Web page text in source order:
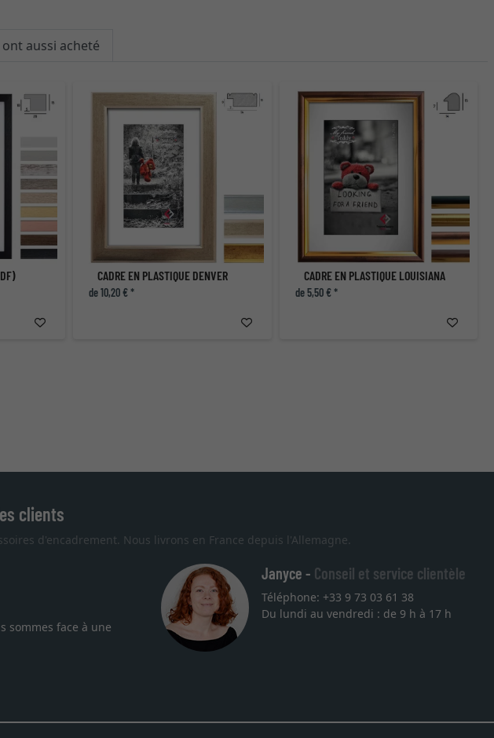
aussi acheté
CADRE EN PLASTIQUE DENVER
de 10,20 € *
CADRE EN PLASTIQUE LOUISIANA
de 5,50 € *
clients
d'encadrement. Nous livrons en France depuis l'Allemagne.
sommes face à une
Janyce - Conseil et service clientèle
Téléphone: +33 9 73 03 61 38
Du lundi au vendredi : de 9 h à 17 h